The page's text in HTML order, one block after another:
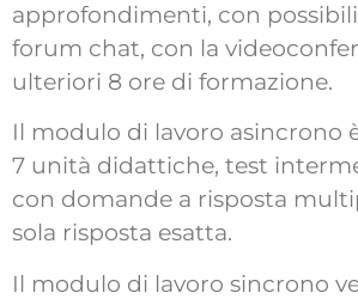
approfondimenti, con
forum chat, con la
ulteriori 8 ore di formazione.
Il modulo di lavoro asincrono
7 unità didattiche, test
con domande a risposta
sola risposta esatta.
Il modulo di lavoro sincrono